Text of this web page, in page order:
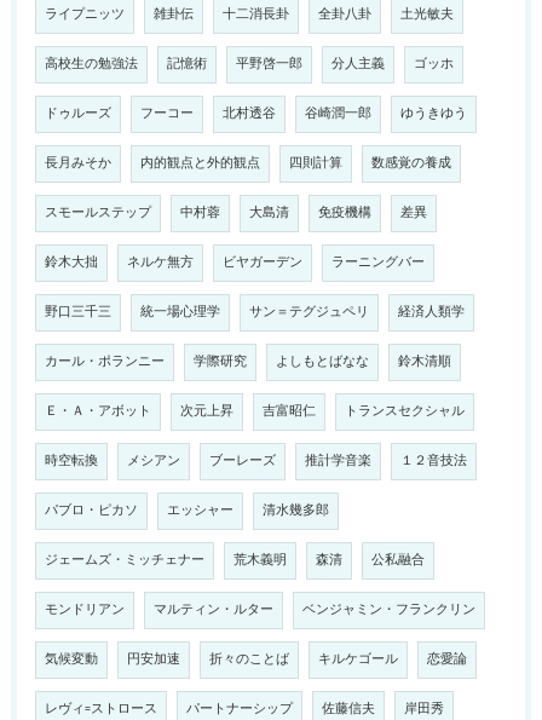
ライプニッツ 雑卦伝 十二消長卦 全卦八卦 土光敏夫
高校生の勉強法 記憶術 平野啓一郎 分人主義 ゴッホ
ドゥルーズ フーコー 北村透谷 谷崎潤一郎 ゆうきゆう
長月みそか 内的観点と外的観点 四則計算 数感覚の養成
スモールステップ 中村蓉 大島清 免疫機構 差異
鈴木大拙 ネルケ無方 ビヤガーデン ラーニングバー
野口三千三 統一場心理学 サン＝テグジュペリ 経済人類学
カール・ポランニー 学際研究 よしもとばなな 鈴木清順
Ｅ・Ａ・アボット 次元上昇 吉富昭仁 トランスセクシャル
時空転換 メシアン ブーレーズ 推計学音楽 １２音技法
パブロ・ピカソ エッシャー 清水幾多郎
ジェームズ・ミッチェナー 荒木義明 森清 公私融合
モンドリアン マルティン・ルター ベンジャミン・フランクリン
気候変動 円安加速 折々のことば キルケゴール 恋愛論
レヴィ=ストロース パートナーシップ 佐藤信夫 岸田秀